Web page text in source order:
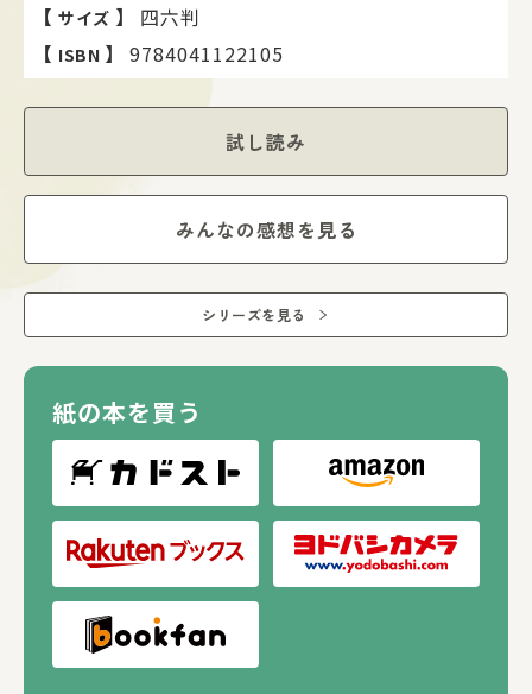
【 サイズ 】
四六判
【 ISBN 】 9784041122105
試し読み
みんなの感想を見る
シリーズを見る
紙の本を買う